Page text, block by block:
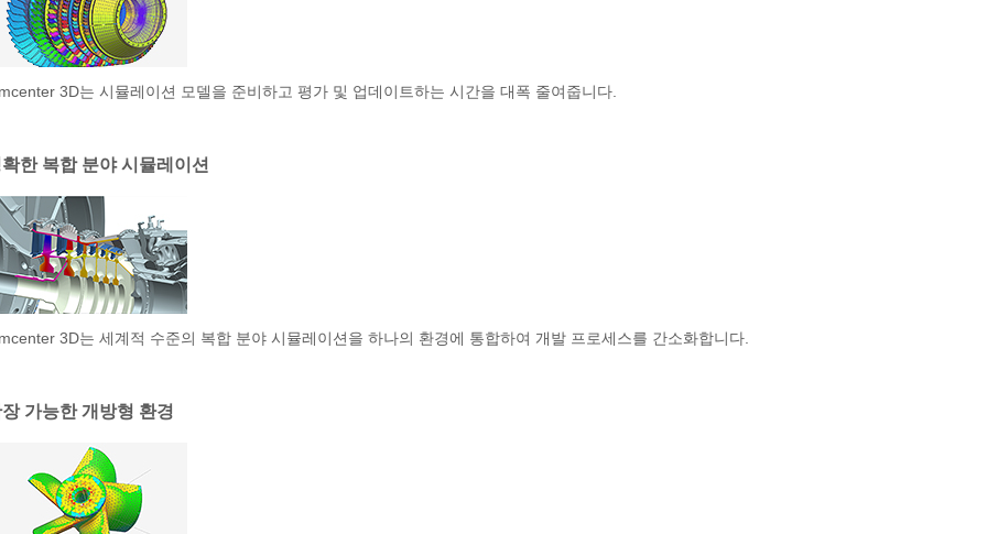
3D는 시뮬레이션 모델을 준비하고 평가 및 업데이트하는 시간을 대폭 줄여줍니다.
한 복합 분야 시뮬레이션
3D는 세계적 수준의 복합 분야 시뮬레이션을 하나의 환경에 통합하여 개발 프로세스를 간소화합니다.
가능한 개방형 환경